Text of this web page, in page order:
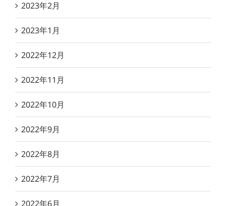
2023年2月
2023年1月
2022年12月
2022年11月
2022年10月
2022年9月
2022年8月
2022年7月
2022年6月